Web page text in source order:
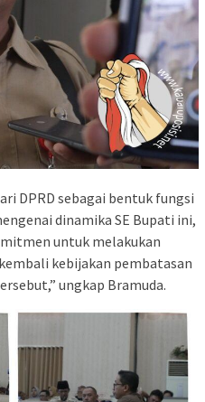
DPRD sebagai bentuk fungsi
dinamika SE Bupati ini,
untuk melakukan
kebijakan pembatasan
ungkap Bramuda.